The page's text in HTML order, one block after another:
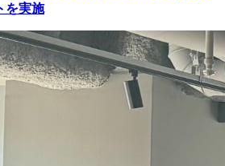
を実施